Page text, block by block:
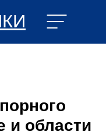
и области